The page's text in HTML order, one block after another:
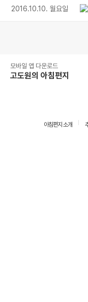
2016.10.10. 월요일
모바일 앱 다운로드
고도원의 아침편지
아침편지 소개